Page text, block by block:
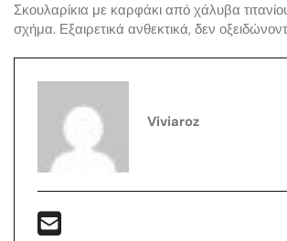
Σκουλαρίκια με καρφάκι από χάλυβα
σχήμα. Εξαιρετικά ανθεκτικά, δεν
Viviaroz